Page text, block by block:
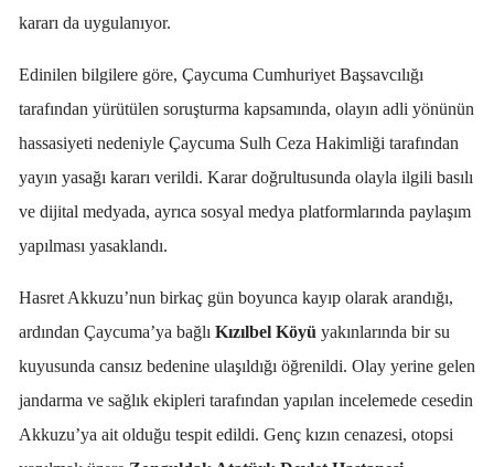
kararı da uygulanıyor.
Edinilen bilgilere göre, Çaycuma Cumhuriyet Başsavcılığı
tarafından yürütülen soruşturma kapsamında, olayın adli yönünün
hassasiyeti nedeniyle Çaycuma Sulh Ceza Hakimliği tarafından
yayın yasağı kararı verildi. Karar doğrultusunda olayla ilgili basılı
ve dijital medyada, ayrıca sosyal medya platformlarında paylaşım
yapılması yasaklandı.
Hasret Akkuzu’nun birkaç gün boyunca kayıp olarak arandığı,
ardından Çaycuma’ya bağlı Kızılbel Köyü yakınlarında bir su
kuyusunda cansız bedenine ulaşıldığı öğrenildi. Olay yerine gelen
jandarma ve sağlık ekipleri tarafından yapılan incelemede cesedin
Akkuzu’ya ait olduğu tespit edildi. Genç kızın cenazesi, otopsi